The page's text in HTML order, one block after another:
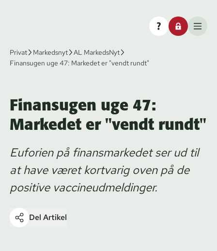
Privat Markedsnyt
AL MarkedsNyt
Finansugen uge 47: Markedet er "vendt rundt"
Finansugen uge 47:
Markedet er "vendt rundt"
Euforien på finansmarkedet ser ud til
at have været kortvarig oven på de
positive vaccineudmeldinger.
Del Artikel